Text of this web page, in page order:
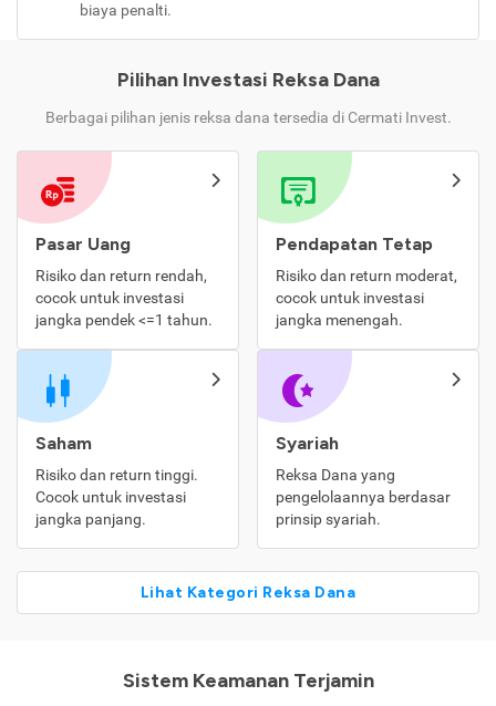
biaya penalti.
Pilihan Investasi Reksa Dana
Berbagai pilihan jenis reksa dana tersedia di Cermati Invest.
Pasar Uang
Risiko dan return rendah,
cocok untuk investasi
jangka pendek <=1 tahun.
Pendapatan Tetap
Risiko dan return moderat,
cocok untuk investasi
jangka menengah.
Saham
Risiko dan return tinggi.
Cocok untuk investasi
jangka panjang.
Syariah
Reksa Dana yang
pengelolaannya berdasar
prinsip syariah.
Lihat Kategori Reksa Dana
Sistem Keamanan Terjamin